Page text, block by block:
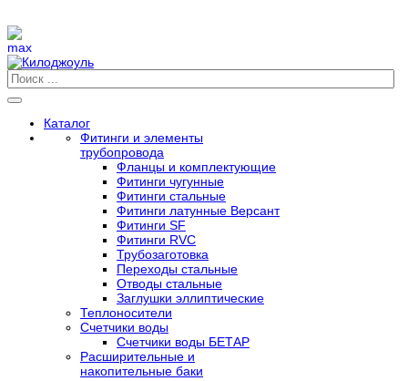
Каталог
Фитинги и элементы
трубопровода
Фланцы и комплектующие
Фитинги чугунные
Фитинги стальные
Фитинги латунные Версант
Фитинги SF
Фитинги RVC
Трубозаготовка
Переходы стальные
Отводы стальные
Заглушки эллиптические
Теплоносители
Счетчики воды
Счетчики воды БЕТАР
Расширительные и
накопительные баки